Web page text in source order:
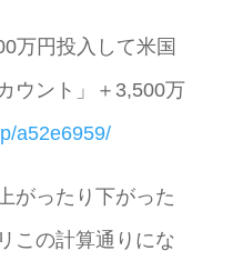
万円投入して米国
ウント」＋3,500万
a52e6959/
がったり下がった
この計算通りにな